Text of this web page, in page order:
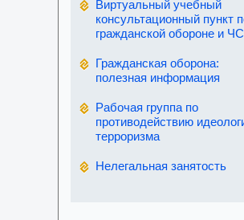
Виртуальный учебный
консультационный пункт
гражданской обороне и
Гражданская оборона:
полезная информация
Рабочая группа по
противодействию
терроризма
Нелегальная занятость